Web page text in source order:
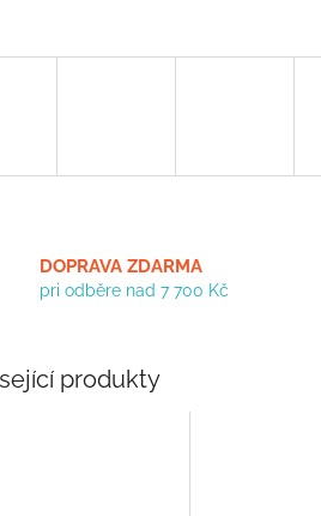
DOPRAVA ZDARMA
pri odběre nad 7 700 Kč
produkty